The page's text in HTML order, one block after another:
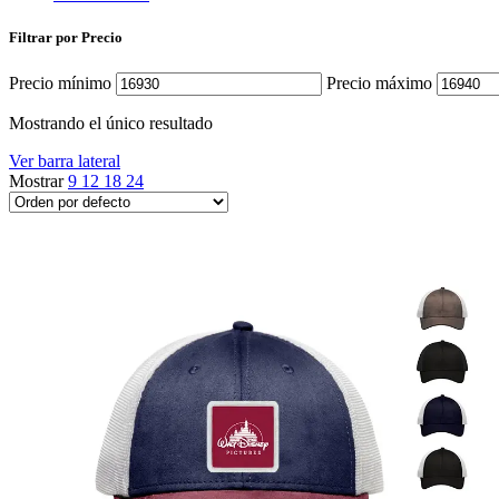
Filtrar por Precio
Precio mínimo Precio máximo
Mostrando el único resultado
Ver barra lateral
Mostrar9 12 18 24